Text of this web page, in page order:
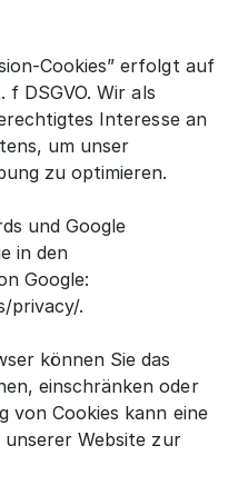
Cookies” erfolgt auf
DSGVO. Wir als
Interesse an
um unser
zu optimieren.
und Google
in den
Google:
privacy/.
können Sie das
einschränken oder
von Cookies kann eine
Website zur